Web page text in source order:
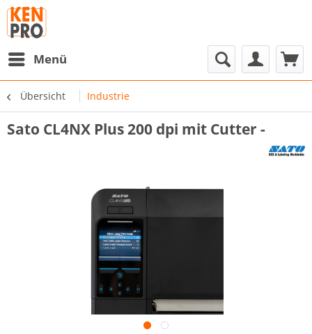
Menü
Übersicht Industrie
Sato CL4NX Plus 200 dpi mit Cutter -